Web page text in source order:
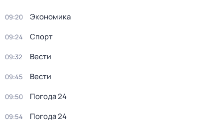
09:20 Экономика
09:24 Спорт
09:32 Вести
09:45 Вести
09:50 Погода 24
09:54 Погода 24